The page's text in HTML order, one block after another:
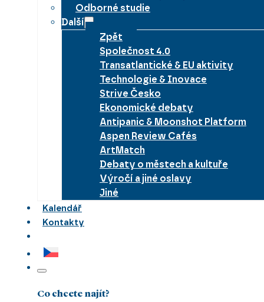
Odborné studie
Další
Zpět
Společnost 4.0
Transatlantické & EU aktivity
Technologie & Inovace
Strive Česko
Ekonomické debaty
Antipanic & Moonshot Platform
Aspen Review Cafés
ArtMatch
Debaty o městech a kultuře
Výročí a jiné oslavy
Jiné
Kalendář
Kontakty
Co chcete najít?